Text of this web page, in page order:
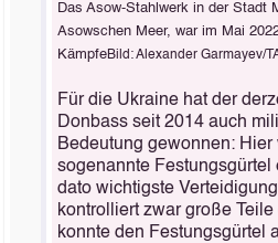
Das Asow-Stahlwerk in der Stadt
Asowschen Meer, war im Mai
KämpfeBild: Alexander Garmayev/
Für die Ukraine hat der
Donbass seit 2014 auch
Bedeutung gewonnen: Hier
sogenannte Festungsgürtel
dato wichtigste
kontrolliert zwar große
konnte den Festungsgürtel